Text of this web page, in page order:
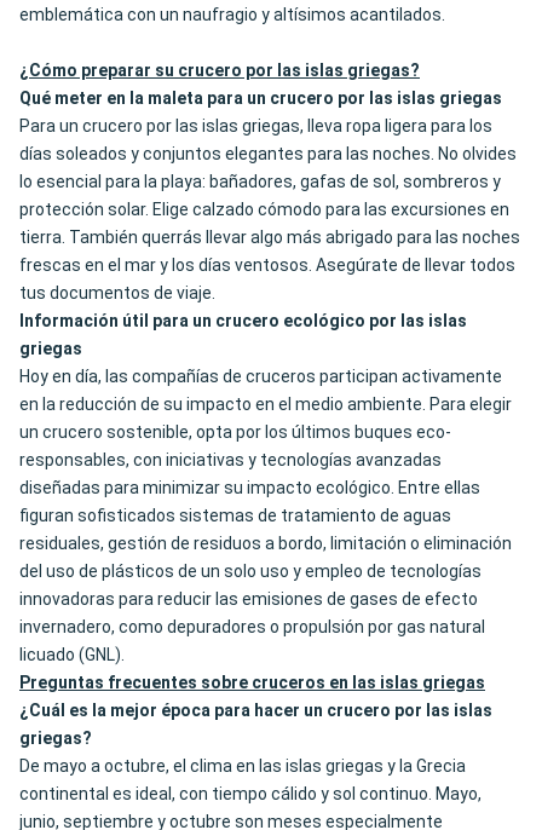
emblemática con un naufragio y altísimos acantilados.
¿Cómo preparar su crucero por las islas griegas?
Qué meter en la maleta para un crucero por las islas griegas
Para un crucero por las islas griegas, lleva ropa ligera para los
días soleados y conjuntos elegantes para las noches. No olvides
lo esencial para la playa: bañadores, gafas de sol, sombreros y
protección solar. Elige calzado cómodo para las excursiones en
tierra. También querrás llevar algo más abrigado para las noches
frescas en el mar y los días ventosos. Asegúrate de llevar todos
tus documentos de viaje.
Información útil para un crucero ecológico por las islas
griegas
Hoy en día, las compañías de cruceros participan activamente
en la reducción de su impacto en el medio ambiente. Para elegir
un crucero sostenible, opta por los últimos buques eco-
responsables, con iniciativas y tecnologías avanzadas
diseñadas para minimizar su impacto ecológico. Entre ellas
figuran sofisticados sistemas de tratamiento de aguas
residuales, gestión de residuos a bordo, limitación o eliminación
del uso de plásticos de un solo uso y empleo de tecnologías
innovadoras para reducir las emisiones de gases de efecto
invernadero, como depuradores o propulsión por gas natural
licuado (GNL).
Preguntas frecuentes sobre cruceros en las islas griegas
¿Cuál es la mejor época para hacer un crucero por las islas
griegas?
De mayo a octubre, el clima en las islas griegas y la Grecia
continental es ideal, con tiempo cálido y sol continuo. Mayo,
junio, septiembre y octubre son meses especialmente